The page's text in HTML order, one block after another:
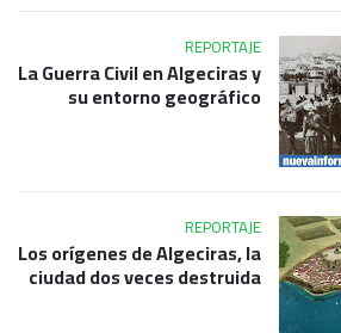
REPORTAJE
La Guerra Civil en Algeciras y
su entorno geográfico
REPORTAJE
Los orígenes de Algeciras, la
ciudad dos veces destruida